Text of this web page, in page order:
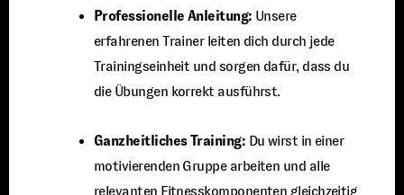
Professionelle Anleitung: Unsere
erfahrenen Trainer leiten dich durch jede
Trainingseinheit und sorgen dafür, dass du
die Übungen korrekt ausführst.
Ganzheitliches Training: Du wirst in einer
motivierenden Gruppe arbeiten und alle
relevanten Fitnesskomponenten gleichzeitig